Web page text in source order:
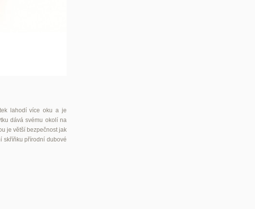
lahodí více oku a je
dává svému okolí na
je větší bezpečnost jak
skříňku přírodní dubové